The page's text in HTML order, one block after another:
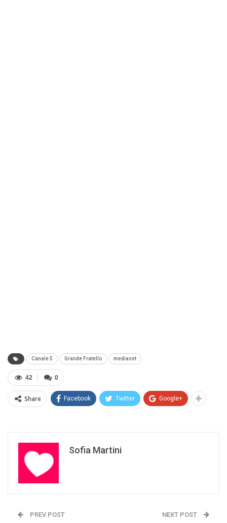
Canale 5 Grande Fratello mediaset
0
42
Share Facebook Twitter Google+
Sofia Martini
PREV POST NEXT POST